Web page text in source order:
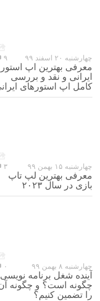
چهارشنبه ۲۰ اسفند ۹۹ ۹
معرفی بهترین اپ استور
ایرانی و نقد و بررسی
کامل اپ استورهای
چهارشنبه ۱۵ بهمن ۹۹ ۳
معرفی بهترین لپ تاپ
بازی در سال ۲۰۲۳
چهارشنبه ۸ بهمن ۹۹ ۰
آینده شغل برنامه نویسی
چگونه است؟ و چگونه
را تضمین کنیم؟